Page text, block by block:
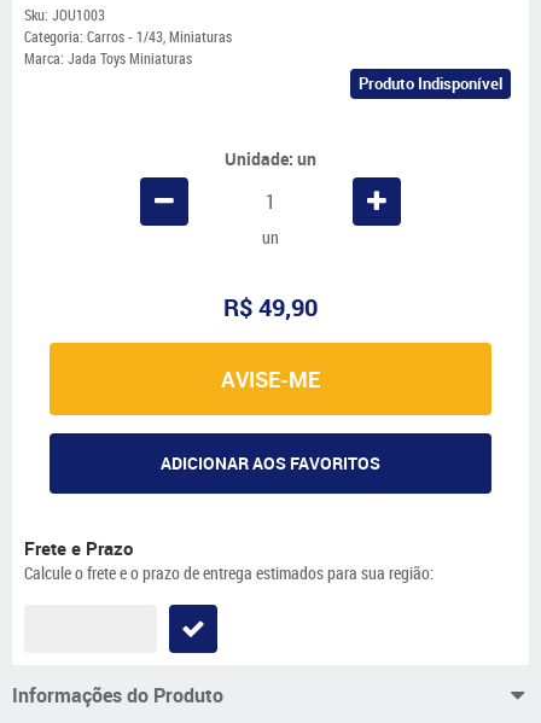
Sku: JOU1003
Categoria: Carros - 1/43,Miniaturas
Marca: Jada Toys Miniaturas
Produto Indisponível
Unidade: un
un
R$ 49,90
AVISE-ME
ADICIONAR AOS FAVORITOS
Frete e Prazo
Calcule o frete e o prazo de entrega estimados para sua região:
Informações do Produto